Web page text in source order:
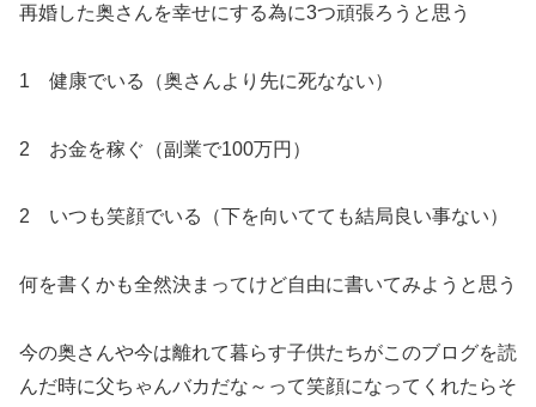
再婚した奥さんを幸せにする為に3つ頑張ろうと思う
1 健康でいる（奥さんより先に死なない）
2 お金を稼ぐ（副業で100万円）
2 いつも笑顔でいる（下を向いてても結局良い事ない）
何を書くかも全然決まってけど自由に書いてみようと思う
今の奥さんや今は離れて暮らす子供たちがこのブログを読
んだ時に父ちゃんバカだな～って笑顔になってくれたらそ